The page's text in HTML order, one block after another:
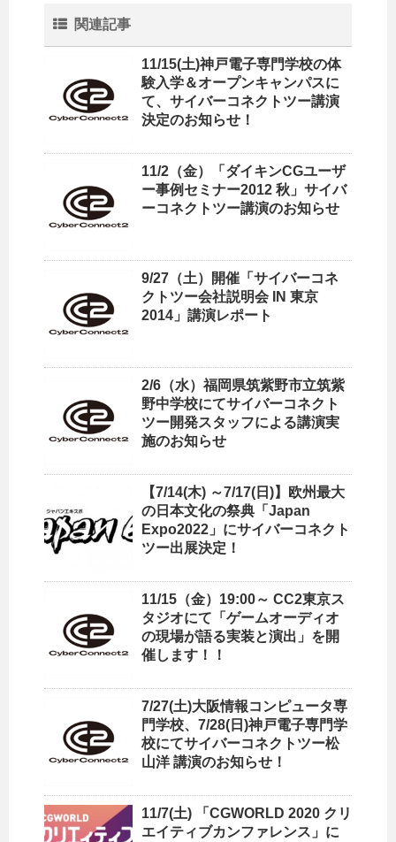
関連記事
11/15(土)神戸電子専門学校の体
験入学＆オープンキャンパスに
て、サイバーコネクトツー講演
決定のお知らせ！
11/2（金）「ダイキンCGユーザ
ー事例セミナー2012 秋」サイバ
ーコネクトツー講演のお知らせ
9/27（土）開催「サイバーコネ
クトツー会社説明会 IN 東京
2014」講演レポート
2/6（水）福岡県筑紫野市立筑紫
野中学校にてサイバーコネクト
ツー開発スタッフによる講演実
施のお知らせ
【7/14(木) ～7/17(日)】欧州最大
の日本文化の祭典「Japan
Expo2022」にサイバーコネクト
ツー出展決定！
11/15（金）19:00～ CC2東京ス
タジオにて「ゲームオーディオ
の現場が語る実装と演出」を開
催します！！
7/27(土)大阪情報コンピュータ専
門学校、7/28(日)神戸電子専門学
校にてサイバーコネクトツー松
山洋 講演のお知らせ！
11/7(土) 「CGWORLD 2020 クリ
エイティブカンファレンス」に